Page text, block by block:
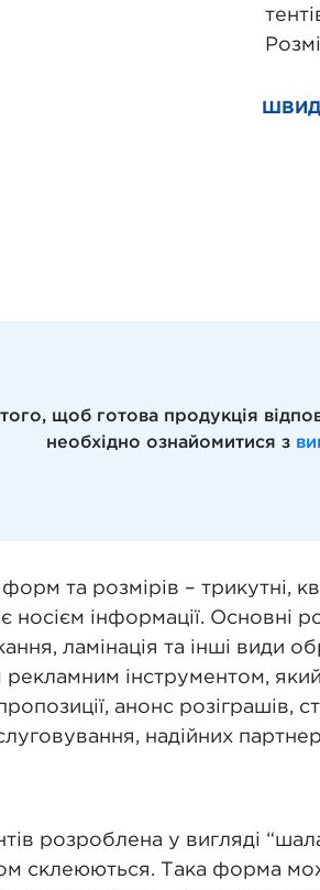
щоб готова продукція
необхідно ознайомитися з
та розмірів – трикутні,
інформації. Основні
ламінація та інші види
інструментом,
анонс розіграшів,
надійних
розроблена у вигляді
склеюються. Така форма